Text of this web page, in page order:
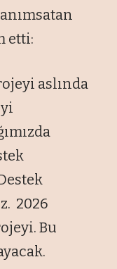
etti:
aslında
2026
Bu